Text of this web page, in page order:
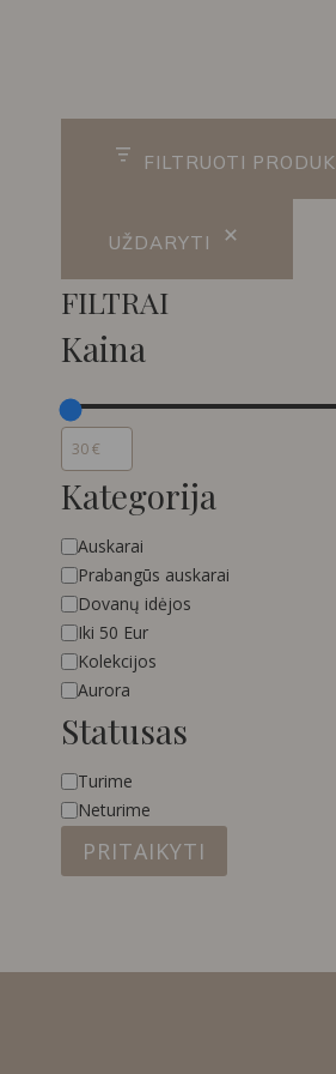
FILTRUOTI
UŽDARYTI
FILTRAI
Kaina
Kategorija
Kategorija
Auskarai
Prabangūs auskarai
Dovanų idėjos
Iki 50 Eur
Kolekcijos
Aurora
Statusas
Statusas
Turime
Neturime
PRITAIKYTI